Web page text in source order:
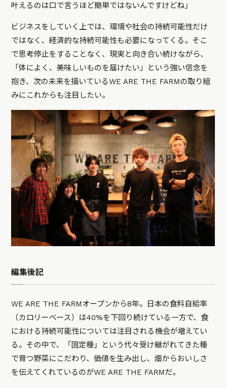
叶えるのは口で言うほど簡単ではないんですけどね」
ビジネスをしていく上では、環境や社会の持続可能性だけ
ではなく、経済的な持続可能性も必要になってくる。そこ
で思考停止をすることなく、現実と向き合い続けながら、
「体によく、美味しいものを届けたい」という強い信念を
抱き、次の未来を描いているWE ARE THE FARMの取り組
みにこれからも注目したい。
編集後記
WE ARE THE FARMオープンから8年。日本の食料自給率
（カロリーベース）は40%を下回り続けている一方で、食
における持続可能性については注目される機会が増えてい
る。その中で、「固定種」という代々受け継がれてきた種
で育つ野菜にこだわり、価値を生み出し、畑からおいしさ
を伝えてくれているのがWE ARE THE FARMだ。